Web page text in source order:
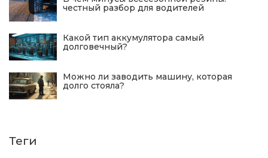
честный разбор для водителей
Какой тип аккумулятора самый
долговечный?
Можно ли заводить машину, которая
долго стояла?
Теги